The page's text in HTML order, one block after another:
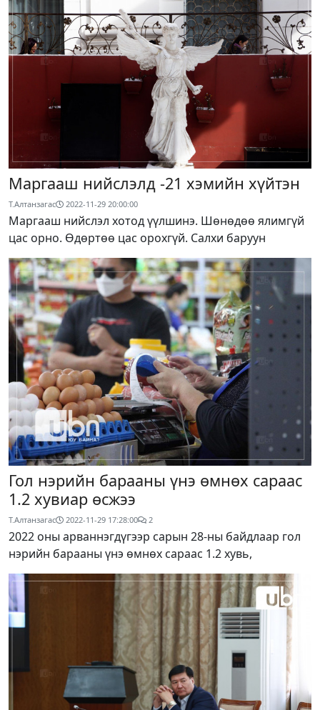
Маргааш нийслэлд -21 хэмийн хүйтэн
Т.Алтанзагас 2022-11-29 20:00:00
Маргааш нийслэл хотод үүлшинэ. Шөнөдөө ялимгүй
цас орно. Өдөртөө цас орохгүй. Салхи баруун
Гол нэрийн барааны үнэ өмнөх сараас
1.2 хувиар өсжээ
Т.Алтанзагас 2022-11-29 17:28:00 2
2022 оны арваннэгдүгээр сарын 28-ны байдлаар гол
нэрийн барааны үнэ өмнөх сараас 1.2 хувь,